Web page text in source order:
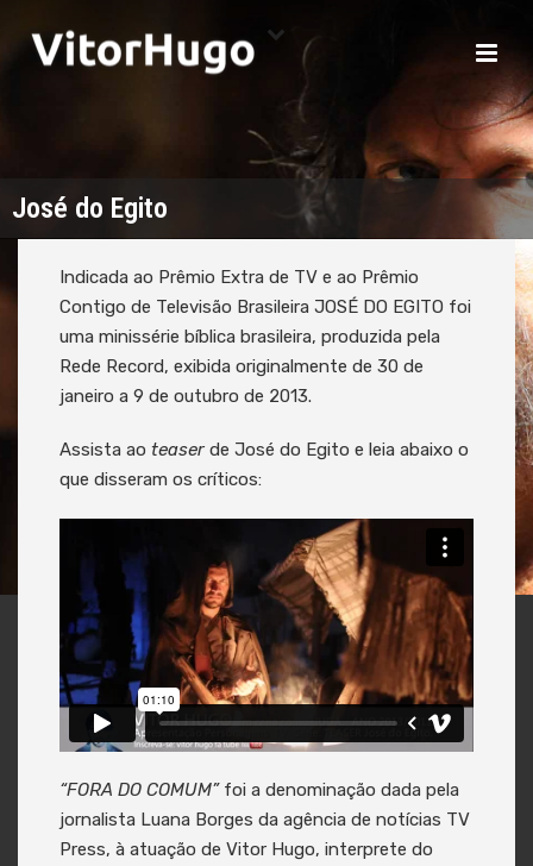
José do Egito
Indicada ao Prêmio Extra de TV e ao Prêmio
Contigo de Televisão Brasileira JOSÉ DO EGITO foi
uma minissérie bíblica brasileira, produzida pela
Rede Record, exibida originalmente de 30 de
janeiro a 9 de outubro de 2013.
Assista ao teaser de José do Egito e leia abaixo o
que disseram os críticos:
“FORA DO COMUM”foi a denominação dada pela
jornalista Luana Borges da agência de notícias TV
Press, à atuação de Vitor Hugo, interprete do